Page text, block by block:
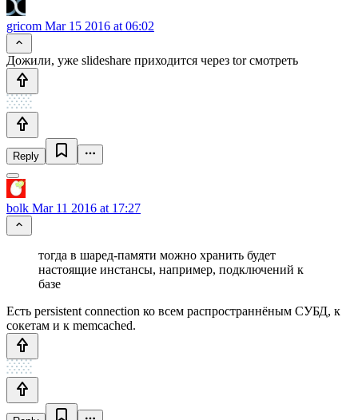
gricom Mar 15 2016 at 06:02
Дожили, уже slideshare приходится через tor смотреть
Reply
bolk Mar 11 2016 at 17:27
тогда в шаред-памяти можно хранить будет
настоящие инстансы, например, подключений к
базе
Есть persistent connection ко всем распространнёным СУБД, к
сокетам и к memcached.